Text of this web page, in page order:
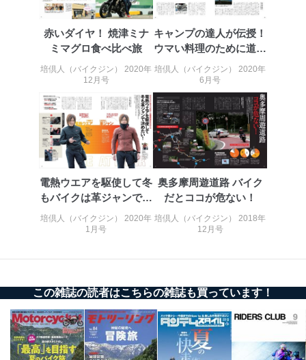
貴殿の個人情報及び当社の個人情報保護マネジメントシ
ステムに関するご相談及び苦情については以下までご連
絡ください。
適切、かつ迅速に対応させていただきます。
株式会社富士山マガジンサービス 個人情報問い合わせ
係
TEL：0570-200-223
FAX：03-5459-7073
e-mail：cs@fujisan.co.jp
改訂：2025年2月20日
制定：2005年4月1日
株式会社富士山マガジンサービス
代表取締役会長 西野 伸一郎
個人情報の取扱いについて
護管理者の責任のもと、個人情報を取得・アクセス・利
用・提供・管理いたします。
東京都渋谷区南平台町16-11
株式会社富士山マガジンサービス
代表取締役会長 西野 伸一郎
赤いダイヤ！ 焼津ミナ
ミマグロ食べ比べ旅
培倶人（バイクジン） 2020年
12月号
キャンプの達人が伝授！
ウマい料理のために道具
もあきら...
培倶人（バイクジン） 2020年
6月号
電熱ウエアを駆使して冬
もバイクは革ジャンで決
めたい！
培倶人（バイクジン） 2020年
1月号
奥多摩周遊道路 バイク
だとココが危ない！
培倶人（バイクジン） 2018年
12月号
この雑誌の読者はこちらの雑誌も買っています！